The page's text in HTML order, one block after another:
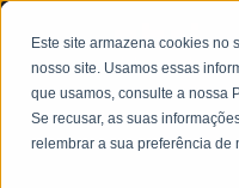
Este site armazena cookies no
nosso site. Usamos essas
que usamos, consulte a nossa
Se recusar, as suas
relembrar a sua preferência de